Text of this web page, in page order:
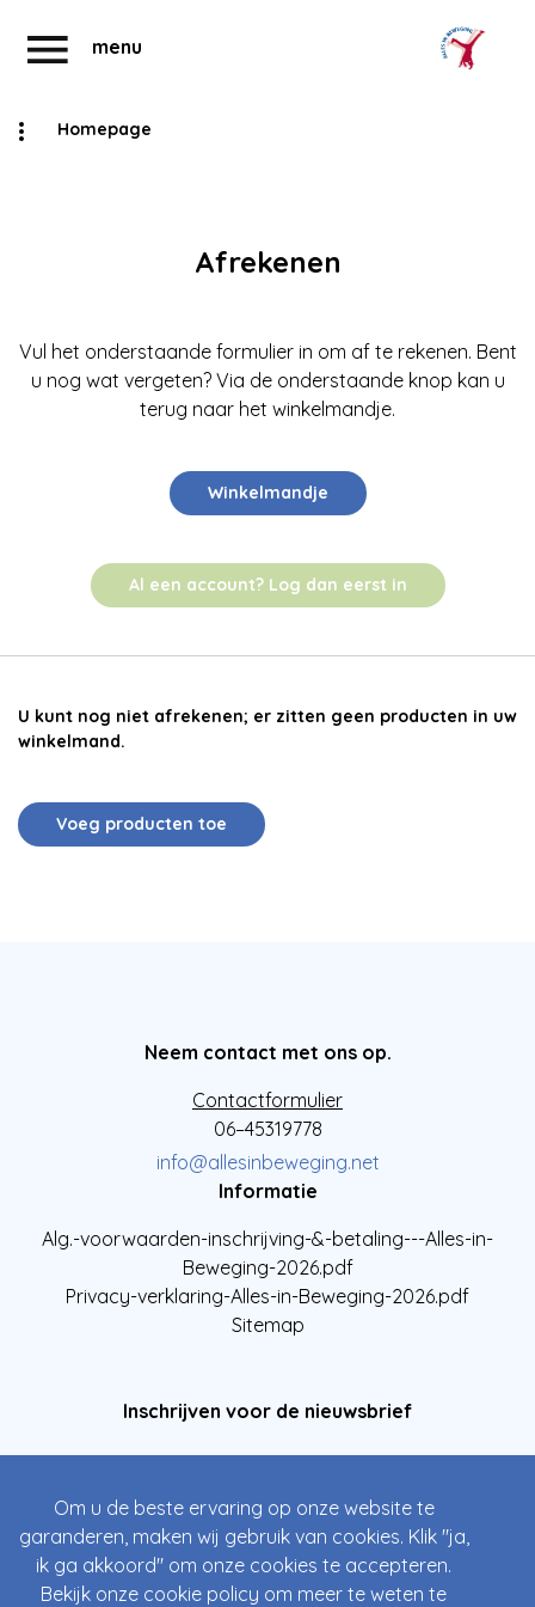
menu
Homepage
Afrekenen
Vul het onderstaande formulier in om af te rekenen. Bent
u nog wat vergeten? Via de onderstaande knop kan u
terug naar het winkelmandje.
Winkelmandje
Al een account? Log dan eerst in
U kunt nog niet afrekenen; er zitten geen producten in uw
winkelmand.
Voeg producten toe
Neem contact met ons op.
Contactformulier
06–45319778
info@allesinbeweging.net
Informatie
Alg.-voorwaarden-inschrijving-&-betaling---Alles-in-
Beweging-2026.pdf
Privacy-verklaring-Alles-in-Beweging-2026.pdf
Sitemap
Inschrijven voor de nieuwsbrief
Om u de beste ervaring op onze website te
garanderen, maken wij gebruik van cookies. Klik "ja,
ik ga akkoord" om onze cookies te accepteren.
Bekijk onze cookie policy om meer te weten te